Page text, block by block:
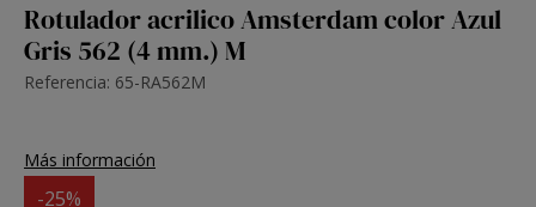
Rotulador acrilico Amsterdam color Azul
Gris 562 (4 mm.) M
Referencia: 65-RA562M
Más información
-25%